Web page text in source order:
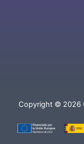
Copyright © 2026